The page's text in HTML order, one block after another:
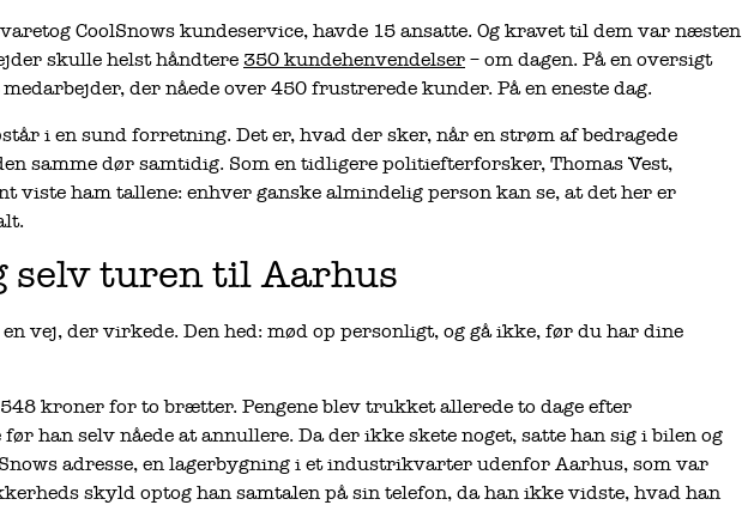
CoolSnows kundeservice, havde 15 ansatte. Og kravet til dem var næsten
skulle helst håndtere 350 kundehenvendelser – om dagen. På en oversigt
der nåede over 450 frustrerede kunder. På en eneste dag.
i en sund forretning. Det er, hvad der sker, når en strøm af bedragede
samme dør samtidig. Som en tidligere politiefterforsker, Thomas Vest,
viste ham tallene: enhver ganske almindelig person kan se, at det her er
selv turen til Aarhus
vej, der virkede. Den hed: mød op personligt, og gå ikke, før du har dine
kroner for to brætter. Pengene blev trukket allerede to dage efter
før han selv nåede at annullere. Da der ikke skete noget, satte han sig i bilen og
adresse, en lagerbygning i et industrikvarter udenfor Aarhus, som var
skyld optog han samtalen på sin telefon, da han ikke vidste, hvad han